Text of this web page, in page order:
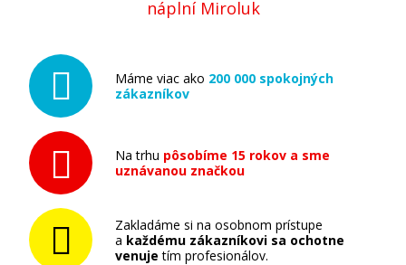
náplní Miroluk
Máme viac ako 200 000 spokojných
zákazníkov
Na trhu pôsobíme 15 rokov a sme
uznávanou značkou
Zakladáme si na osobnom prístupe
a každému zákazníkovi sa ochotne
venuje tím profesionálov.